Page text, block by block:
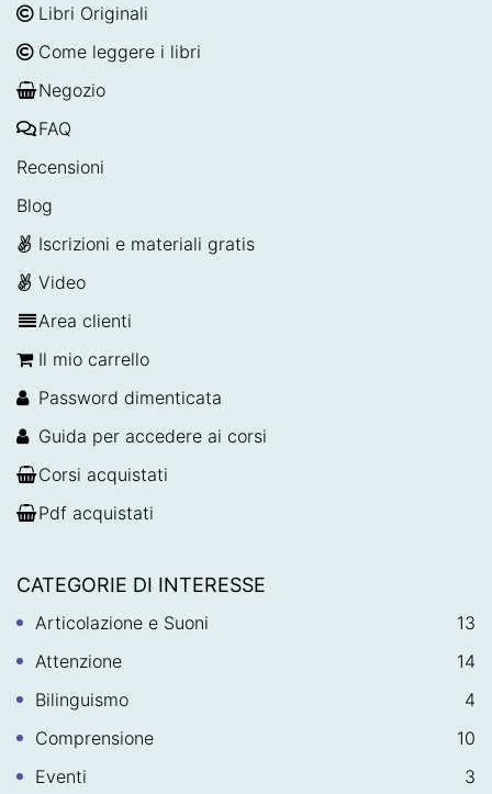
Libri Originali
Come leggere i libri
Negozio
FAQ
Recensioni
Blog
Iscrizioni e materiali gratis
Video
Area clienti
Il mio carrello
Password dimenticata
Guida per accedere ai corsi
Corsi acquistati
Pdf acquistati
CATEGORIE DI INTERESSE
Articolazione e Suoni
13
Attenzione
14
Bilinguismo
4
Comprensione
10
Eventi
3